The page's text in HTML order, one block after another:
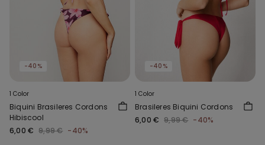
-40%
1 Color
Biquini Brasileres Cordons
Hibiscool
6,00 € 9,99 € -40%
-40%
1 Color
Brasileres Biquini Cordons
6,00 € 9,99 € -40%